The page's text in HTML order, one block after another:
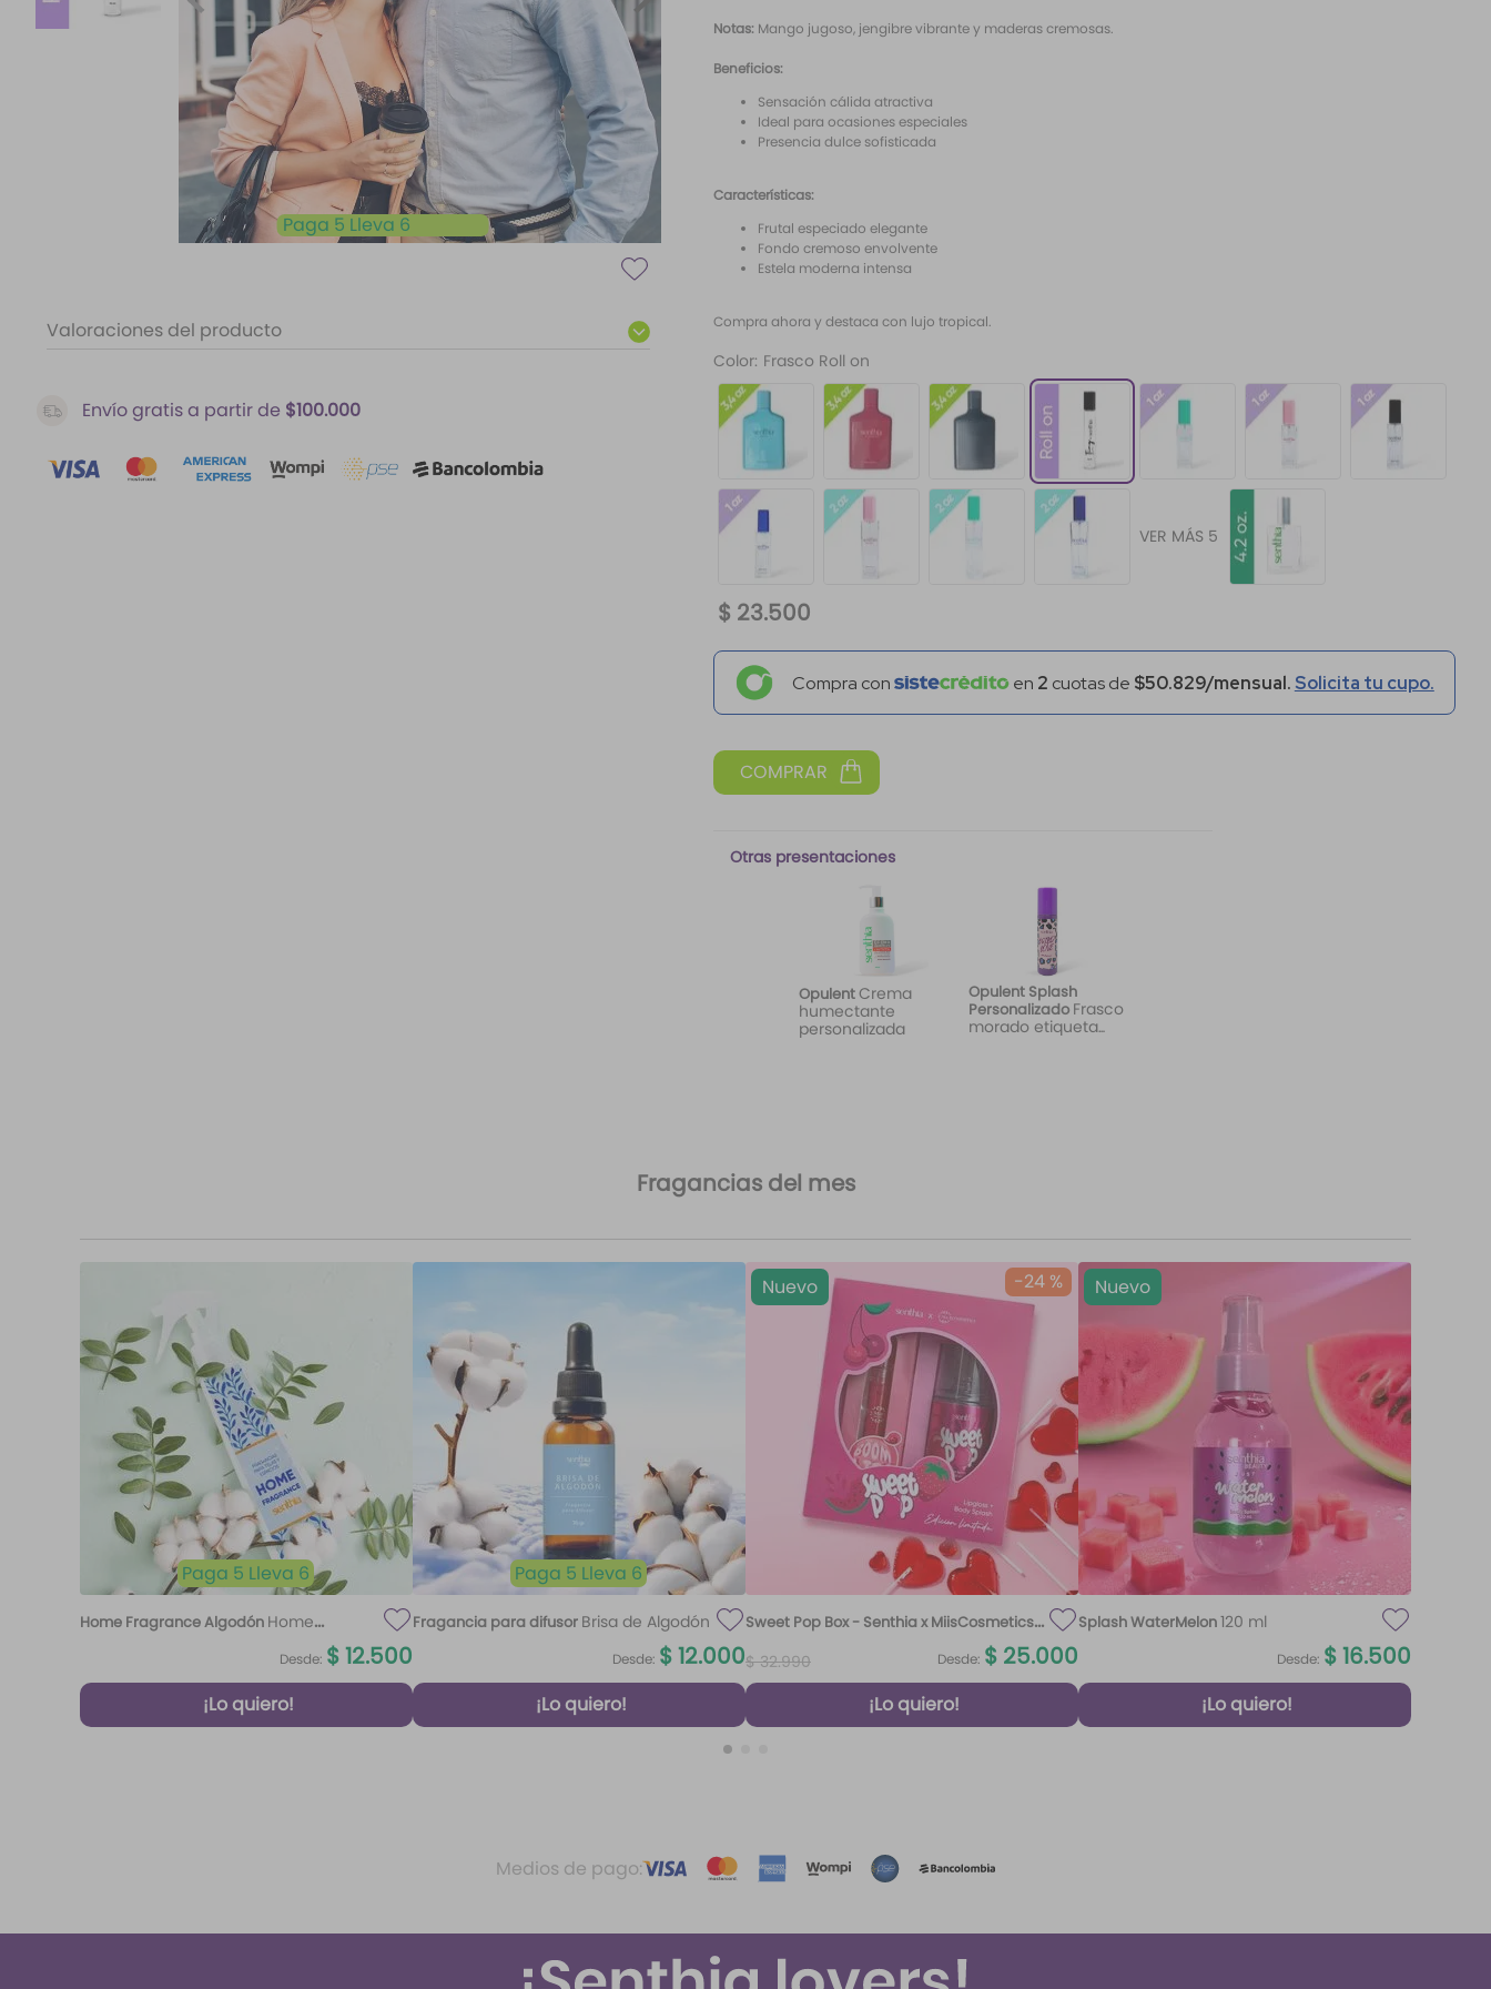
Paga 5 Lleva 6
Valoraciones del producto
Envío gratis a partir de $100.000
Notas: Mango jugoso, jengibre vibrante y maderas cremosas.
Beneficios:
Sensación cálida atractiva
Ideal para ocasiones especiales
Presencia dulce sofisticada
Características:
Frutal especiado elegante
Fondo cremoso envolvente
Estela moderna intensa
Compra ahora y destaca con lujo tropical.
Color: Frasco Roll on
VER MÁS 5
$ 23.500
Compra con en 2 cuotas de $50.829/mensual. Solicita tu cupo.
Otras presentaciones
OpulentCrema
humectante
personalizada
Opulent Splash
Personalizado Frasco
morado etiqueta
Fragancias del mes
Paga 5 Lleva 6
Home Fragrance Algodón Home
Desde: $12.500
¡Lo quiero!
Paga 5 Lleva 6
Fragancia para difusor Brisa de Algodón
Desde: $12.000
¡Lo quiero!
-24 %
Nuevo
Sweet Pop Box - Senthia x MiisCosmetics
$ 32.990 Desde: $ 25.000
¡Lo quiero!
Nuevo
Splash WaterMelon120 ml
Desde: $16.500
¡Lo quiero!
Medios de pago:
10. santal 33